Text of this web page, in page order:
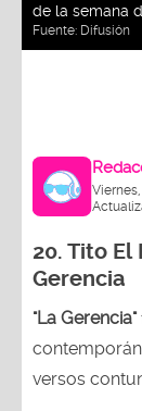
de la semana
Fuente: Difusión
20. Tito El
Gerencia
"La Gerencia"
versos